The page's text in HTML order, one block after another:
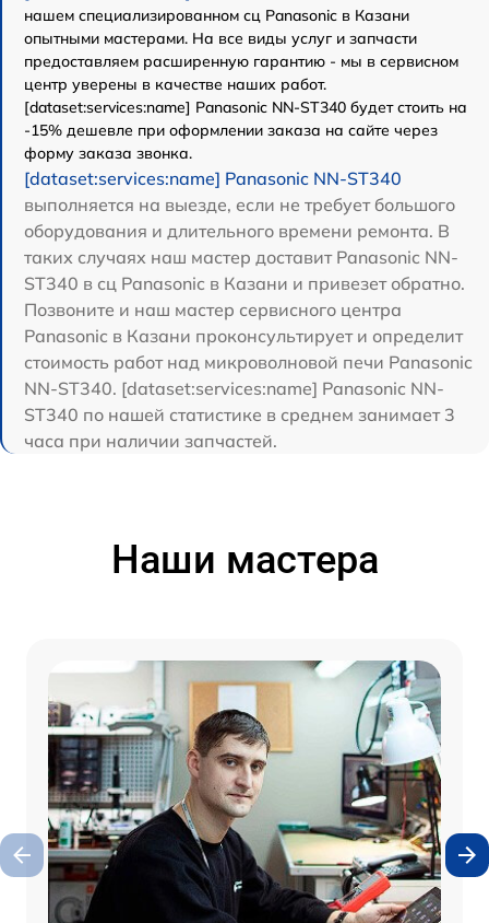
нашем специализированном сц Panasonic в Казани
опытными мастерами. На все виды услуг и запчасти
предоставляем расширенную гарантию - мы в сервисном
центр уверены в качестве наших работ.
[dataset:services:name] Panasonic NN-ST340 будет стоить на
-15% дешевле при оформлении заказа на сайте через
форму заказа звонка.
[dataset:services:name] Panasonic NN-ST340
выполняется на выезде, если не требует большого
оборудования и длительного времени ремонта. В
таких случаях наш мастер доставит Panasonic NN-
ST340 в сц Panasonic в Казани и привезет обратно.
Позвоните и наш мастер сервисного центра
Panasonic в Казани проконсультирует и определит
стоимость работ над микроволновой печи Panasonic
NN-ST340. [dataset:services:name] Panasonic NN-
ST340 по нашей статистике в среднем занимает 3
часа при наличии запчастей.
Наши мастера